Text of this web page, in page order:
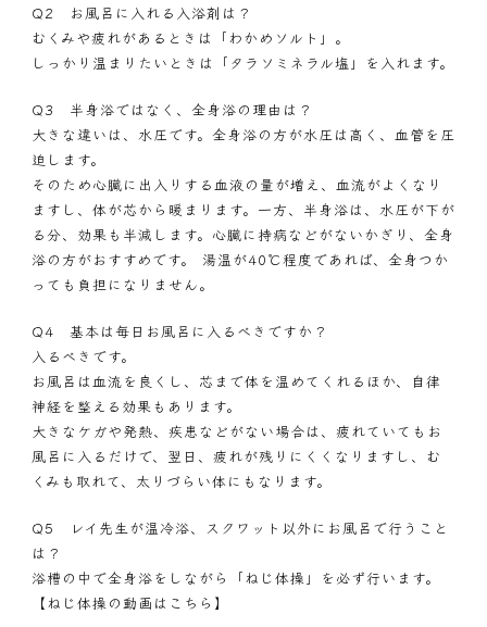
Q2 お風呂に入れる入浴剤は？
むくみや疲れがあるときは「わかめソルト 」。
しっかり温まりたいときは「タラソミネラル塩」を入れます。
Q3 半身浴ではなく、全身浴の理由は？
大きな違いは、水圧です。全身浴の方が水圧は高く、血管を圧
迫します。
そのため心臓に出入りする血液の量が増え、血流がよくなり
ますし、体が芯から暖まります。一方、半身浴は、水圧が下が
る分、効果も半減します。心臓に持病などがないかぎり、全身
浴の方がおすすめです。 湯温が40℃程度であれば、全身つか
っても負担になりません。
Q4 基本は毎日お風呂に入るべきですか？
入るべきです。
お風呂は血流を良くし、芯まで体を温めてくれるほか、自律
神経を整える効果もあります。
大きなケガや発熱、疾患などがない場合は、疲れていてもお
風呂に入るだけで、翌日、疲れが残りにくくなりますし、む
くみも取れて、太りづらい体にもなります。
Q5 レイ先生が温冷浴、スクワット以外にお風呂で行うこと
は？
浴槽の中で全身浴をしながら「ねじ体操」を必ず行います。
【ねじ体操の動画はこちら】